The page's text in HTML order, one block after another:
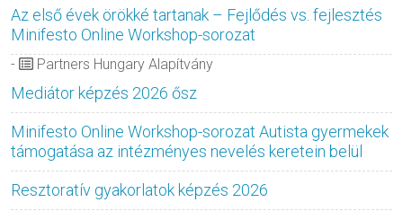
Az első évek örökké tartanak – Fejlődés vs. fejlesztés
Minifesto Online Workshop-sorozat
- Partners Hungary Alapítvány
Mediátor képzés 2026 ősz
Minifesto Online Workshop-sorozat Autista gyermekek
támogatása az intézményes nevelés keretein belül
Resztoratív gyakorlatok képzés 2026